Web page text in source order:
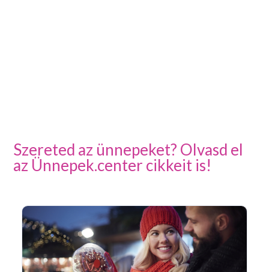
Szereted az ünnepeket? Olvasd el
az Ünnepek.center cikkeit is!